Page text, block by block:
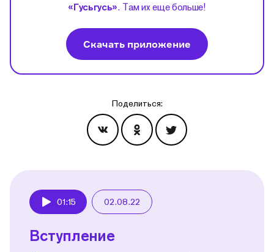
«Гусьгусь». Там их еще больше!
Скачать приложение
Поделиться:
01:15 02.08.22
Вступление